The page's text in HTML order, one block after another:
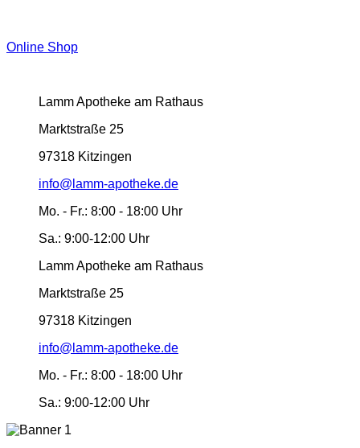
Online Shop
Lamm Apotheke am Rathaus
Marktstraße 25
97318 Kitzingen
info@lamm-apotheke.de
Mo. - Fr.: 8:00 - 18:00 Uhr
Sa.: 9:00-12:00 Uhr
Lamm Apotheke am Rathaus
Marktstraße 25
97318 Kitzingen
info@lamm-apotheke.de
Mo. - Fr.: 8:00 - 18:00 Uhr
Sa.: 9:00-12:00 Uhr